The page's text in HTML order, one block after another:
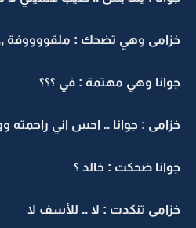
خزامى وهي تضحك : ملقووووفة ,,,
جوانا وهي مهتمة : في ؟؟؟
خزامى : جوانا .. احس اني راحمته
جوانا ضحكت : خالد ؟
خزامى تنكدت : لا .. للأسف لا